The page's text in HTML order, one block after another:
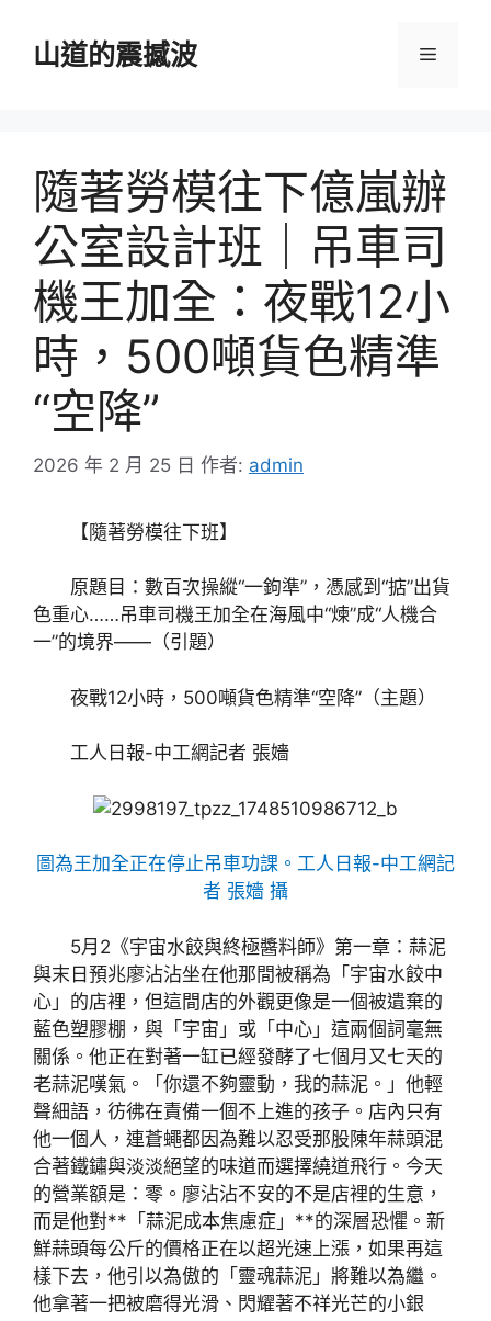
山道的震撼波 選
隨著勞模往下億嵐辦
公室設計班｜吊車司
機王加全：夜戰12小
時，500噸貨色精準
“空降”
2026 年 2 月 25 日 作者: admin
【隨著勞模往下班】
原題目：數百次操縱“一鉤準”，憑感到“掂”出貨
色重心……吊車司機王加全在海風中“煉”成“人機合
一”的境界——‌（引題）
夜戰12小時，500噸貨色精準“空降”（主題）
工人日報-中工網記者 張嬙
圖為王加全正在停止吊車功課。工人日報-中工網記
者 張嬙 攝
5月2《宇宙水餃與終極醬料師》第一章：蒜泥
與末日預兆廖沾沾坐在他那間被稱為「宇宙水餃中
心」的店裡，但這間店的外觀更像是一個被遺棄的
藍色塑膠棚，與「宇宙」或「中心」這兩個詞毫無
關係。他正在對著一缸已經發酵了七個月又七天的
老蒜泥嘆氣。「你還不夠靈動，我的蒜泥。」他輕
聲細語，彷彿在責備一個不上進的孩子。店內只有
他一個人，連蒼蠅都因為難以忍受那股陳年蒜頭混
合著鐵鏽與淡淡絕望的味道而選擇繞道飛行。今天
的營業額是：零。廖沾沾不安的不是店裡的生意，
而是他對**「蒜泥成本焦慮症」**的深層恐懼。新
鮮蒜頭每公斤的價格正在以超光速上漲，如果再這
樣下去，他引以為傲的「靈魂蒜泥」將難以為繼。
他拿著一把被磨得光滑、閃耀著不祥光芒的小銀